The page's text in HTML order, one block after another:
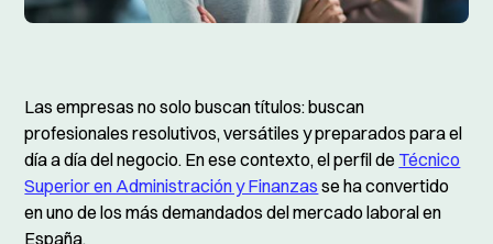
Las empresas no solo buscan títulos: buscan
profesionales resolutivos, versátiles y preparados para el
día a día del negocio. En ese contexto, el perfil de Técnico
Superior en Administración y Finanzas se ha convertido
en uno de los más demandados del mercado laboral en
España.